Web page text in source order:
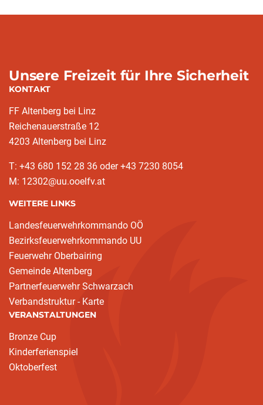
Unsere Freizeit für Ihre Sicherheit
KONTAKT
FF Altenberg bei Linz
Reichenauerstraße 12
4203 Altenberg bei Linz
T: +43 680 152 28 36 oder +43 7230 8054
M: 12302@uu.ooelfv.at
WEITERE LINKS
Landesfeuerwehrkommando OÖ
Bezirksfeuerwehrkommando UU
Feuerwehr Oberbairing
Gemeinde Altenberg
Partnerfeuerwehr Schwarzach
Verbandstruktur - Karte
VERANSTALTUNGEN
Bronze Cup
Kinderferienspiel
Oktoberfest